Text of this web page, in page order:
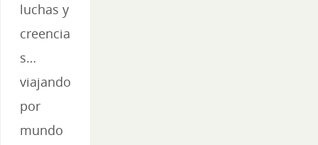
luchas y
creencia
s…
viajando
por
mundo